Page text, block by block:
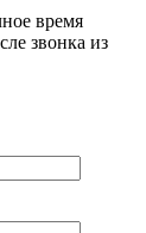
время
звонка из